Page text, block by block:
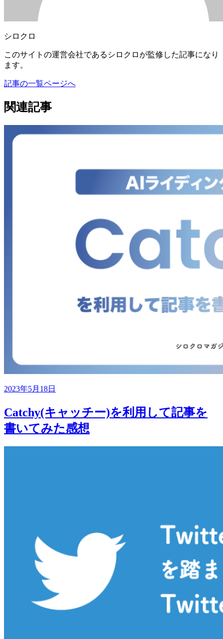
シロクロ
このサイトの運営会社であるシロクロが監修した記事になり
ます。
記事の一覧ページへ
関連記事
2023年5月18日
Catchy(キャッチー)を利用して記事を
書いてみた感想